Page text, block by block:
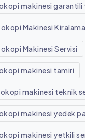
makinesi garantili
Makinesi Kiralama
Makinesi Servisi
makinesi tamiri
makinesi teknik
makinesi yedek
makinesi yetkili